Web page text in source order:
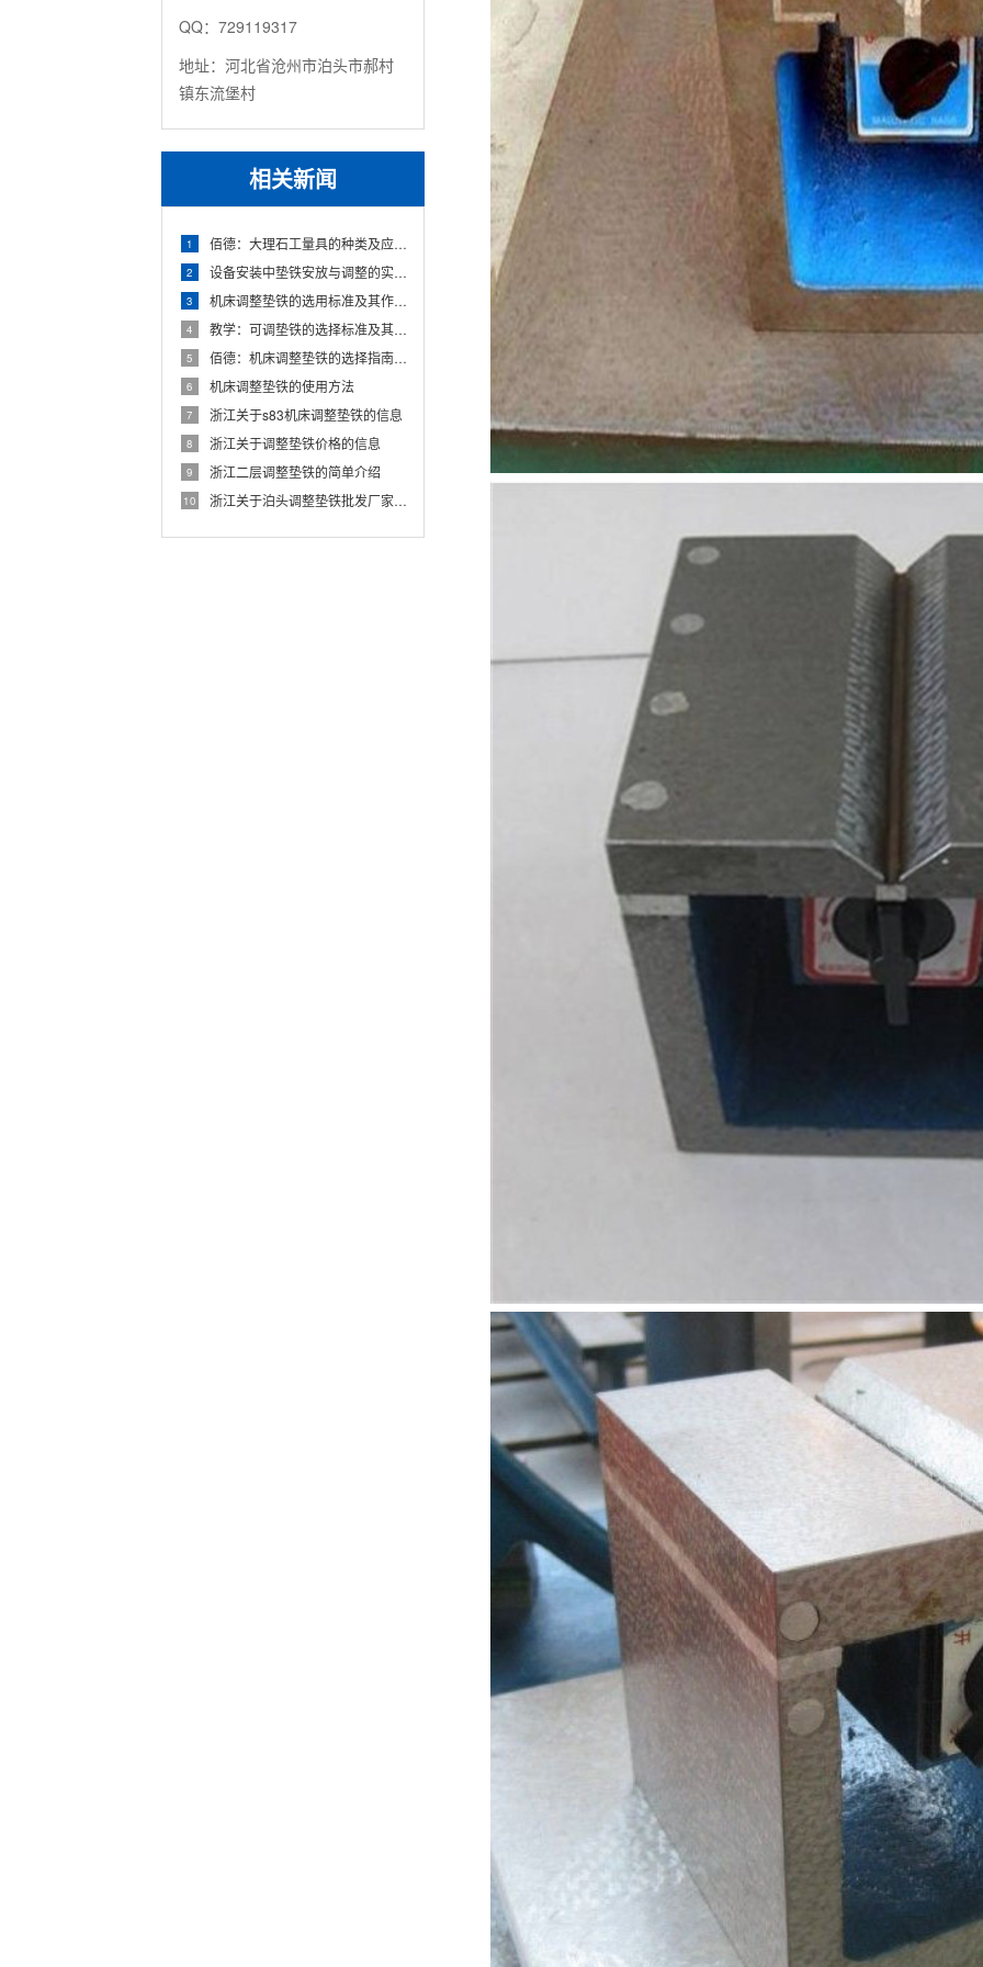
QQ：729119317
地址：河北省沧州市泊头市郝村
镇东流堡村
相关新闻
1 佰德：大理石工量具的种类及应用方法 原来是这么回事！！
2 设备安装中垫铁安放与调整的实用经验与技巧
3 机床调整垫铁的选用标准及其作业方法详细指南
4 教学：可调垫铁的选择标准及其正确使用方法 小白该该需要怎么做？
5 佰德：机床调整垫铁的选择指南及其正确使用方法 怎么说的
6 机床调整垫铁的使用方法
7 浙江关于s83机床调整垫铁的信息
8 浙江关于调整垫铁价格的信息
9 浙江二层调整垫铁的简单介绍
10 浙江关于泊头调整垫铁批发厂家的信息